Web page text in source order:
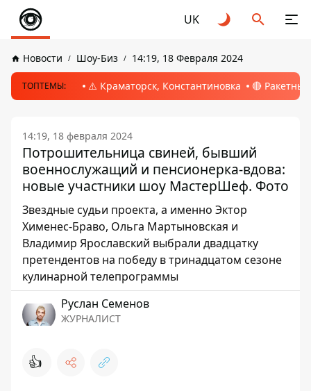
UK
Новости Шоу-Биз 14:19, 18 Февраля 2024
ТОПТЕМЫ: ⚠️ Краматорск, Константиновка 🔴
14:19, 18 февраля 2024
Потрошительница свиней, бывший
военнослужащий и пенсионерка-вдова:
новые участники шоу МастерШеф. Фото
Звездные судьи проекта, а именно Эктор
Хименес-Браво, Ольга Мартыновская и
Владимир Ярославский выбрали двадцатку
претендентов на победу в тринадцатом сезоне
кулинарной телепрограммы
Руслан Семенов
ЖУРНАЛИСТ
👍